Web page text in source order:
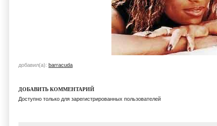
добавил(а): barracuda
ДОБАВИТЬ КОММЕНТАРИЙ
Доступно только для зарегистрированных пользователей